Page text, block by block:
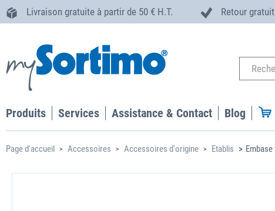
Livraison gratuite à partir de 50 € H.T. Retour
Produits Services Assistance & Contact Blog
Page d'accueil Accessoires Accessoires d'origine Etablis